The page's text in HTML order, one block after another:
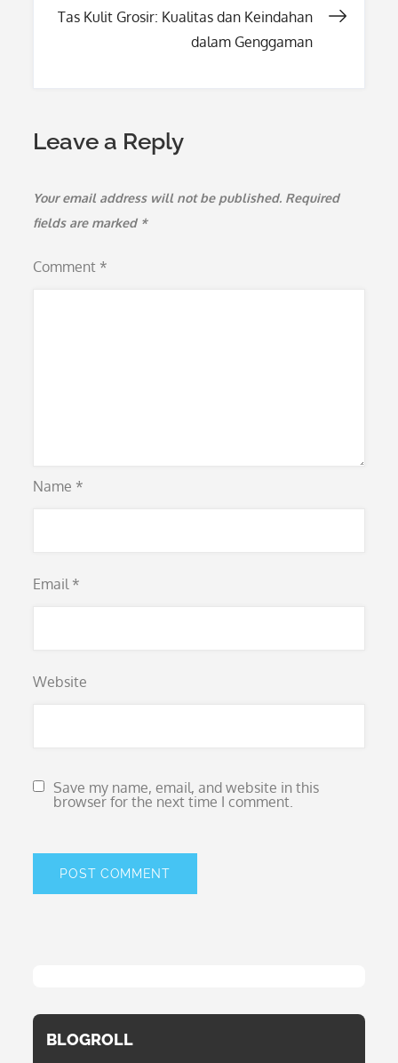
navigation
Tas Kulit Grosir: Kualitas dan Keindahan
dalam Genggaman
Leave a Reply
Your email address will not be published. Required
fields are marked *
Comment *
Name *
Email *
Website
Save my name, email, and website in this
browser for the next time I comment.
BLOGROLL